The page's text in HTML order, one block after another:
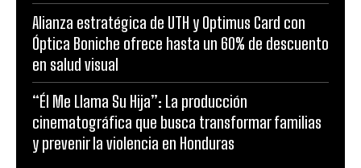
Alianza estratégica de UTH y Optimus Card con
Óptica Boniche ofrece hasta un 60% de descuento
en salud visual
“Él Me Llama Su Hija”: La producción
cinematográfica que busca transformar familias
y prevenir la violencia en Honduras